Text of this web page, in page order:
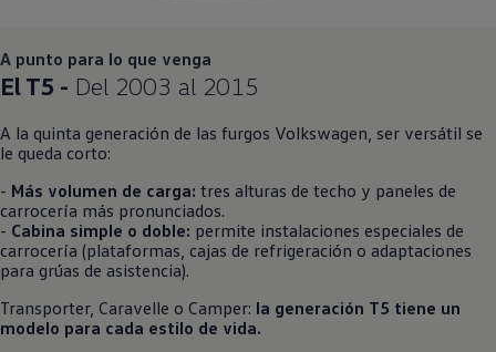
A punto para lo que venga
El T5 - Del 2003 al 2015
A la quinta generación de las furgos Volkswagen , ser versátil se
le queda corto:
- Más volumen de carga: tres alturas de techo y paneles de
carrocería más pronunciados.
- Cabina simple o doble: permite instalaciones especiales de
carrocería (plataformas, cajas de refrigeración o adaptaciones
para grúas de asistencia).
Transporter, Caravelle o Camper: la generación T5 tiene un
modelo para cada estilo de vida.